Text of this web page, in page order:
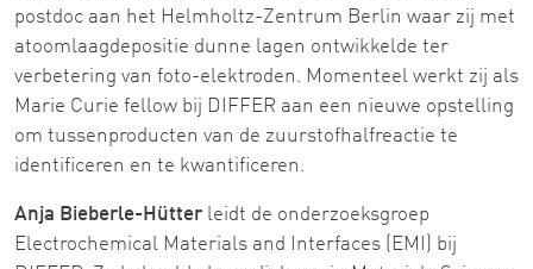
postdoc aan het Helmholtz-Zentrum Berlin waar zij met
atoomlaagdepositie dunne lagen ontwikkelde ter
verbetering van foto-elektroden. Momenteel werkt zij als
Marie Curie fellow bij DIFFER aan een nieuwe opstelling
om tussenproducten van de zuurstofhalfreactie te
identificeren en te kwantificeren.
Anja Bieberle-Hütter leidt de onderzoeksgroep
Electrochemical Materials and Interfaces (EMI) bij